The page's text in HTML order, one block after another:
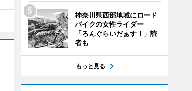
神奈川県西部地域にロード
バイクの女性ライダー
「ろんぐらいだぁす！」読
者も
もっと見る